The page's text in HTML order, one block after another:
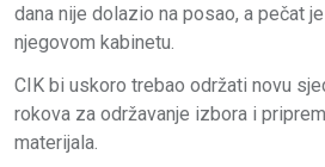
dana nije dolazio na posao, a pečat
njegovom kabinetu.
CIK bi uskoro trebao održati novu
rokova za održavanje izbora i
materijala.